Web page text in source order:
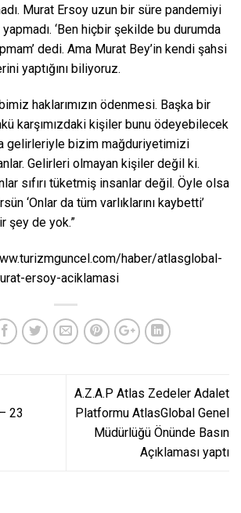
Murat Ersoy uzun bir süre pandemiyi
‘Ben hiçbir şekilde bu durumda
dedi. Ama Murat Bey’in kendi şahsi
yaptığını biliyoruz.
haklarımızın ödenmesi. Başka bir
karşımızdaki kişiler bunu ödeyebilecek
gelirleriyle bizim mağduriyetimizi
Gelirleri olmayan kişiler değil ki.
sıfırı tüketmiş insanlar değil. Öyle olsa
‘Onlar da tüm varlıklarını kaybetti’
şey de yok.”
haber/atlasglobal-
ersoy-aciklamasi
23
A.Z.A.P Atlas Zedeler Adalet
Platformu AtlasGlobal Genel
Müdürlüğü Önünde Basın
Açıklaması yaptı